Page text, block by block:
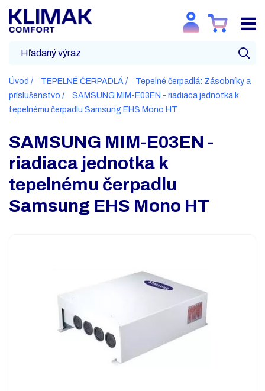
Úvod TEPELNÉ ČERPADLÁ
Tepelné čerpadlá: Zásobníky a
príslušenstvo
SAMSUNG MIM-E03EN - riadiaca jednotka k
tepelnému čerpadlu Samsung EHS Mono HT
SAMSUNG MIM-E03EN -
riadiaca jednotka k
tepelnému čerpadlu
Samsung EHS Mono HT